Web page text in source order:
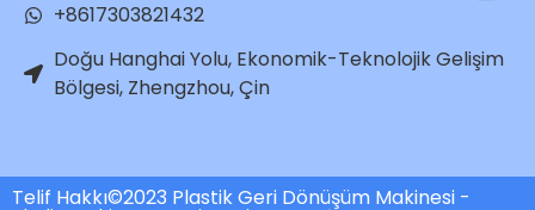
+8617303821432
Doğu Hanghai Yolu, Ekonomik-Teknolojik Gelişim
Bölgesi, Zhengzhou, Çin
Telif Hakkı©2023 Plastik Geri Dönüşüm Makinesi -